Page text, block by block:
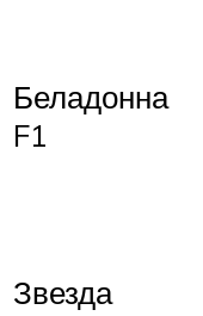
Беладонна
F1
Звезда